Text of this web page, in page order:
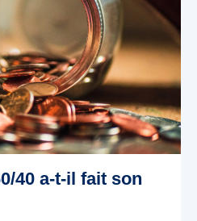
40 a-t-il fait son